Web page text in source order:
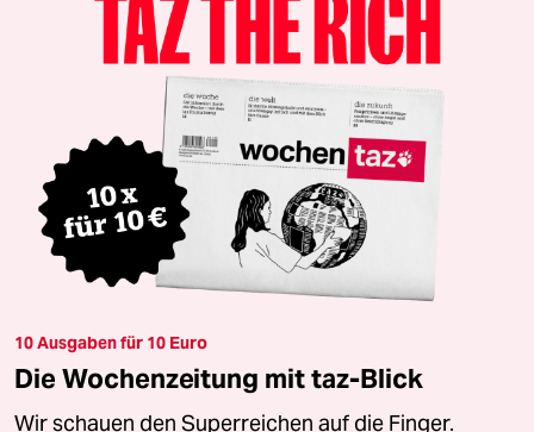
10 Ausgaben für 10 Euro
Die Wochenzeitung mit taz-Blick
Wir schauen den Superreichen auf die Finger.